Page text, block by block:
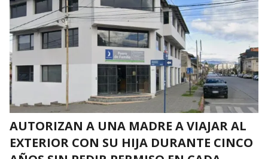
AUTORIZAN A UNA MADRE A VIAJAR AL
EXTERIOR CON SU HIJA DURANTE CINCO